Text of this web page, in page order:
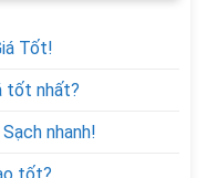
Tốt!
tốt nhất?
nhanh!